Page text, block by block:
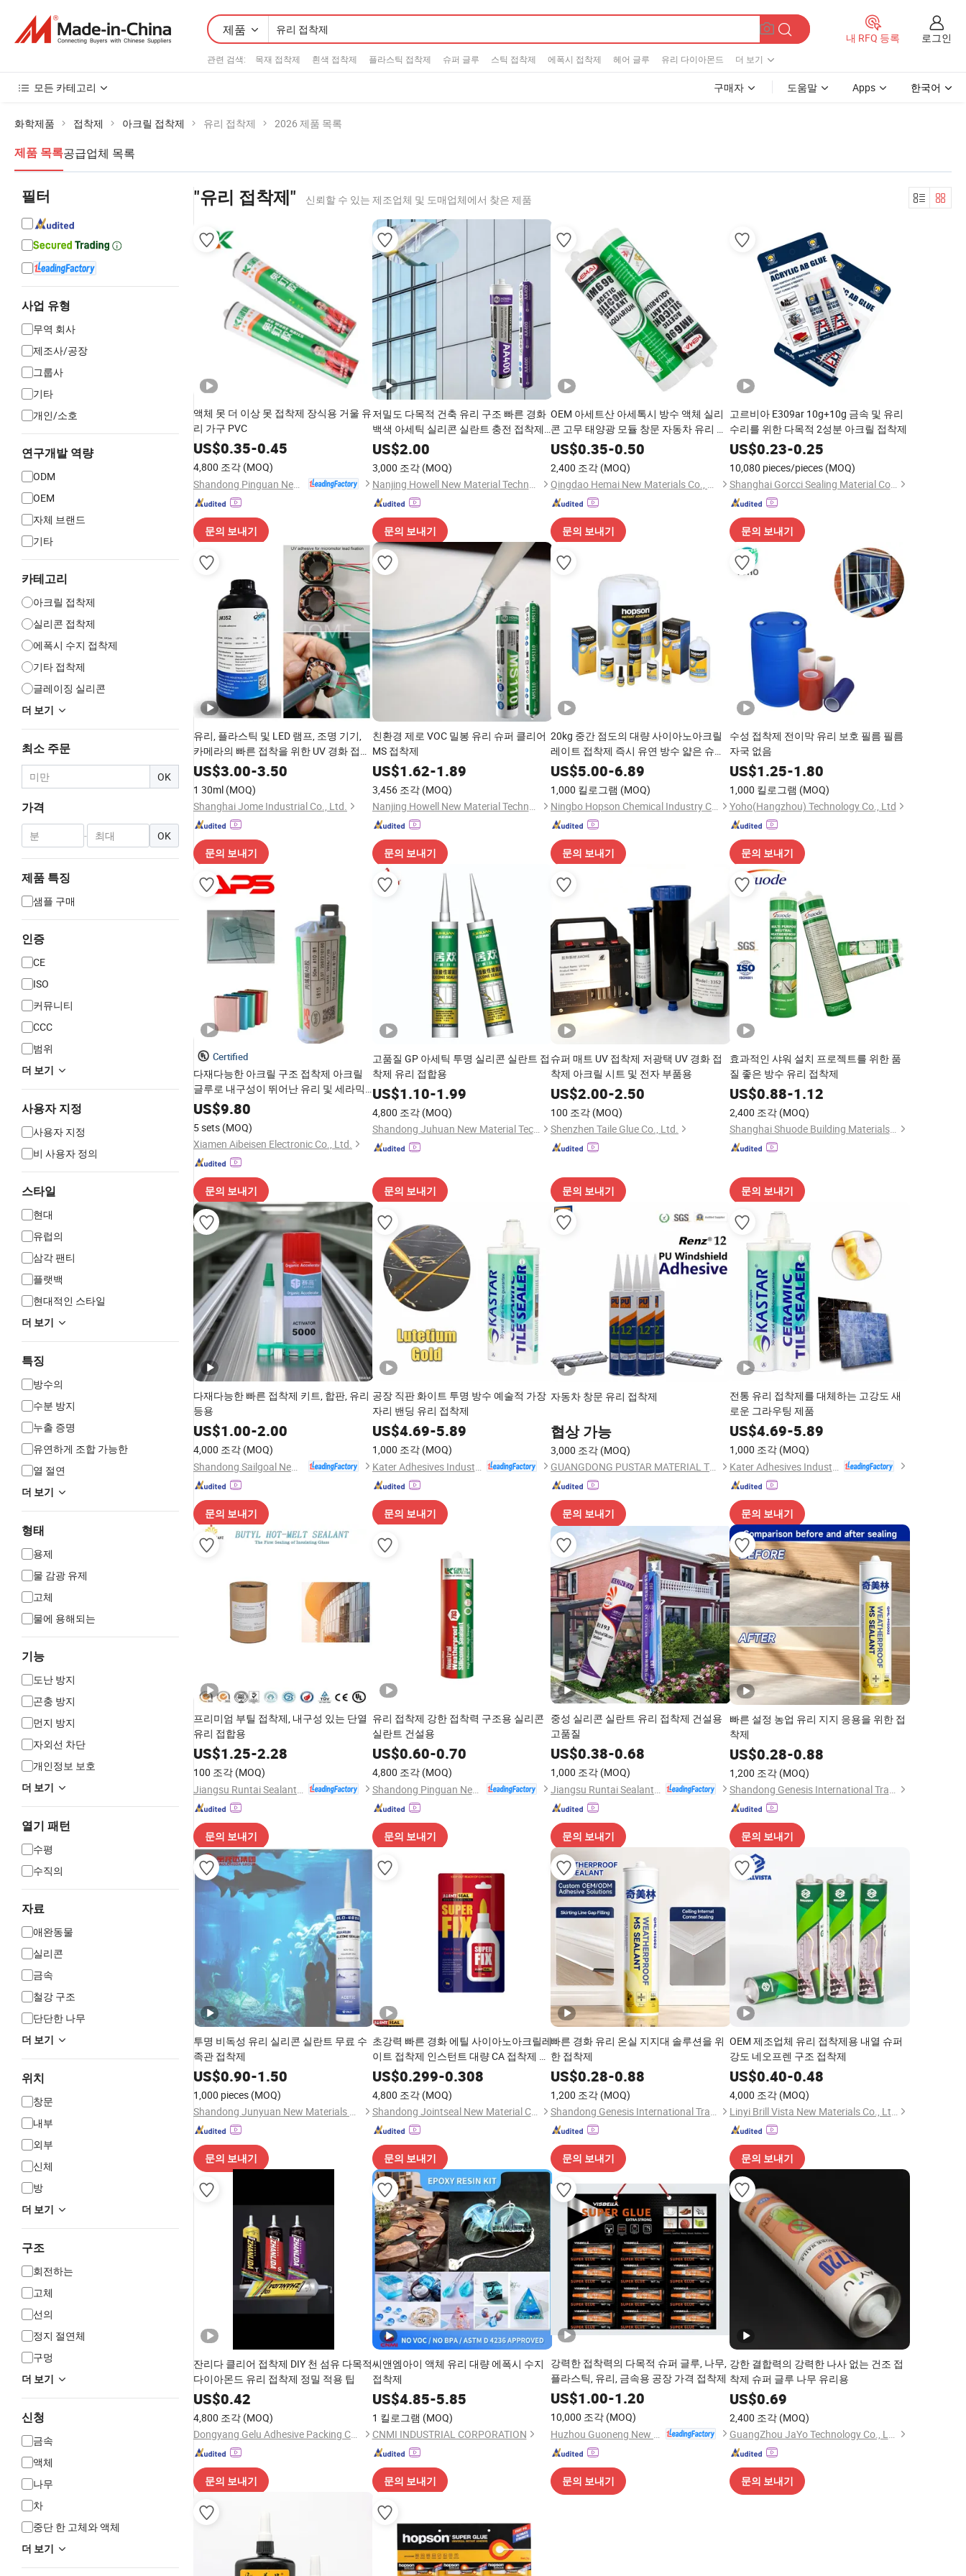
제품
관련 검색: 목재 접착제 흰색 접착제 플라스틱 접착제 슈퍼 글루 스틱 접착제 에폭시 접착제 헤어 글루 유리 다이아몬드 더 보기
내 RFQ 등록 로그인
모든 카테고리 구매자 도움말 Apps 한국어
화학제품 접착제 아크릴 접착제 유리 접착제 2026 제품 목록
제품 목록공급업체 목록
필터
사업 유형
무역 회사
제조사/공장
그룹사
기타
개인/소호
연구개발 역량
ODM
OEM
자체 브랜드
기타
카테고리
아크릴 접착제
실리콘 접착제
에폭시 수지 접착제
기타 접착제
글레이징 실리콘
더 보기
최소 주문
OK
가격
- OK
제품 특징
샘플 구매
인증
CE
ISO
커뮤니티
CCC
범위
더 보기
사용자 지정
사용자 지정
비 사용자 정의
스타일
현대
유럽​​의
삼각 팬티
플랫백
현대적인 스타일
더 보기
특징
방수의
수분 방지
누출 증명
유연하게 조합 가능한
열 절연
더 보기
형태
용제
물 감광 유제
고체
물에 용해되는
기능
도난 방지
곤충 방지
먼지 방지
자외선 차단
개인정보 보호
더 보기
열기 패턴
수평
수직의
자료
애완동물
실리콘
금속
철강 구조
단단한 나무
더 보기
위치
창문
내부
외부
신체
방
더 보기
구조
회전하는
고체
선의
정지 절연체
구멍
더 보기
신청
금속
액체
나무
차
중단 한 고체와 액체
더 보기
"유리 접착제" 신뢰할 수 있는 제조업체 및 도매업체에서 찾은 제품
액체 못 더 이상 못 접착제 장식용 거울 유
리 가구 PVC
US$0.35-0.45
4,800 조각 (MOQ)
문의 보내기
저밀도 다목적 건축 유리 구조 빠른 경화
백색 아세틱 실리콘 실란트 충전 접착제
슈퍼 글루
US$2.00
3,000 조각 (MOQ)
Nanjing Howell New Material Technology Co., Ltd.
문의 보내기
OEM 아세트산 아세톡시 방수 액체 실리
콘 고무 태양광 모듈 창문 자동차 유리 건
설 PU 튜브 실리콘 실란트 접착제 슈퍼 글
루
US$0.35-0.50
2,400 조각 (MOQ)
Qingdao Hemai New Materials Co., Ltd
문의 보내기
고르비아 E309ar 10g+10g 금속 및 유리
수리를 위한 다목적 2성분 아크릴 접착제
US$0.23-0.25
10,080 pieces/pieces (MOQ)
Shanghai Gorcci Sealing Material Co., Limited
문의 보내기
유리, 플라스틱 및 LED 램프, 조명 기기,
카메라의 빠른 접착을 위한 UV 경화 접착
제
US$3.00-3.50
1 30ml (MOQ)
Shanghai Jome Industrial Co., Ltd.
문의 보내기
친환경 제로 VOC 밀봉 유리 슈퍼 클리어
MS 접착제
US$1.62-1.89
3,456 조각 (MOQ)
Nanjing Howell New Material Technology Co., Ltd.
문의 보내기
20kg 중간 점도의 대량 사이아노아크릴
레이트 접착제 즉시 유연 방수 얇은 슈퍼
목재 접착제 강철 플라스틱 고무 금속 및
유리용
US$5.00-6.89
1,000 킬로그램 (MOQ)
Ningbo Hopson Chemical Industry Co., Ltd.
문의 보내기
수성 접착제 전이막 유리 보호 필름 필름
자국 없음
US$1.25-1.80
1,000 킬로그램 (MOQ)
Yoho(Hangzhou) Technology Co., Ltd
문의 보내기
Certified
다재다능한 아크릴 구조 접착제 아크릴
글루로 내구성이 뛰어난 유리 및 세라믹
응용 분야용
US$9.80
5 sets (MOQ)
Xiamen Aibeisen Electronic Co., Ltd.
문의 보내기
고품질 GP 아세틱 투명 실리콘 실란트 접
착제 유리 접합용
US$1.10-1.99
4,800 조각 (MOQ)
Shandong Juhuan New Material Technology Co., Ltd.
문의 보내기
슈퍼 매트 UV 접착제 저광택 UV 경화 접
착제 아크릴 시트 및 전자 부품용
US$2.00-2.50
100 조각 (MOQ)
Shenzhen Taile Glue Co., Ltd.
문의 보내기
효과적인 샤워 설치 프로젝트를 위한 품
질 좋은 방수 유리 접착제
US$0.88-1.12
2,400 조각 (MOQ)
Shanghai Shuode Building Materials CO., LTD.
문의 보내기
다재다능한 빠른 접착제 키트, 합판, 유리
등용
US$1.00-2.00
4,000 조각 (MOQ)
문의 보내기
공장 직판 화이트 투명 방수 예술적 가장
자리 밴딩 유리 접착제
US$4.69-5.89
1,000 조각 (MOQ)
문의 보내기
자동차 창문 유리 접착제
협상 가능
3,000 조각 (MOQ)
GUANGDONG PUSTAR MATERIAL TECHNOLOGY CO., LTD.
문의 보내기
전통 유리 접착제를 대체하는 고강도 새
로운 그라우팅 제품
US$4.69-5.89
1,000 조각 (MOQ)
문의 보내기
프리미엄 부틸 접착제, 내구성 있는 단열
유리 접합용
US$1.25-2.28
100 조각 (MOQ)
문의 보내기
유리 접착제 강한 접착력 구조용 실리콘
실란트 건설용
US$0.60-0.70
4,800 조각 (MOQ)
Shandong Pinguan New Material Co., Ltd.
문의 보내기
중성 실리콘 실란트 유리 접착제 건설용
고품질
US$0.38-0.68
1,000 조각 (MOQ)
문의 보내기
빠른 설정 농업 유리 지지 응용을 위한 접
착제
US$0.28-0.88
1,200 조각 (MOQ)
Shandong Genesis International Trade Co., Ltd
문의 보내기
투명 비독성 유리 실리콘 실란트 무료 수
족관 접착제
US$0.90-1.50
1,000 pieces (MOQ)
Shandong Junyuan New Materials Co., Ltd.
문의 보내기
초강력 빠른 경화 에틸 사이아노아크릴레
이트 접착제 인스턴트 대량 CA 접착제 나
무 고무 금속 플라스틱 알루미늄 유리
US$0.299-0.308
4,800 조각 (MOQ)
Shandong Jointseal New Material Co., Ltd.
문의 보내기
빠른 경화 유리 온실 지지대 솔루션을 위
한 접착제
US$0.28-0.88
1,200 조각 (MOQ)
Shandong Genesis International Trade Co., Ltd
문의 보내기
OEM 제조업체 유리 접착제용 내열 슈퍼
강도 네오프렌 구조 접착제
US$0.40-0.48
4,000 조각 (MOQ)
Linyi Brill Vista New Materials Co., Ltd.
문의 보내기
잔리다 클리어 접착제 DIY 천 섬유 다목적
다이아몬드 유리 접착제 정밀 적용 팁
US$0.42
4,800 조각 (MOQ)
Dongyang Gelu Adhesive Packing Co., Ltd.
문의 보내기
씨앤엠아이 액체 유리 대량 에폭시 수지
접착제
US$4.85-5.85
1 킬로그램 (MOQ)
CNMI INDUSTRIAL CORPORATION
문의 보내기
강력한 접착력의 다목적 슈퍼 글루, 나무,
플라스틱, 유리, 금속용 공장 가격 접착제
US$1.00-1.20
10,000 조각 (MOQ)
문의 보내기
강한 결합력의 강력한 나사 없는 건조 접
착제 슈퍼 글루 나무 유리용
US$0.69
2,400 조각 (MOQ)
GuangZhou JaYo Technology Co., Ltd.
문의 보내기